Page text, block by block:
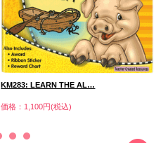
KM283: LEARN THE AL…
価格：1,100円(税込)